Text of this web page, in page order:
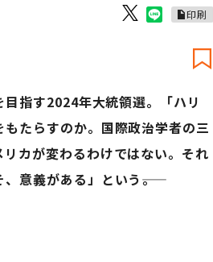
印刷
指す2024年大統領選。「ハリ
たらすのか。国際政治学者の三
カが変わるわけではない。それ
意義がある」という――。